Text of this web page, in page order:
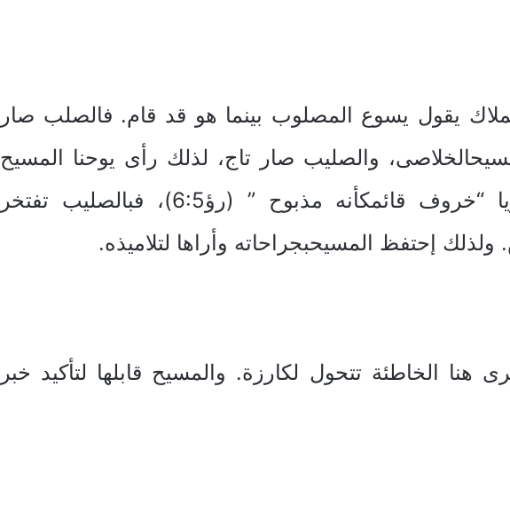
يقول يسوع المصلوب بينما هو قد قام. فالصلب صار
والصليب صار تاج، لذلك رأى يوحنا المسيح
في سفر الرؤيا “خروف قائمكأنه مذبوح ” (رؤ6:5)، فبالصليب تفتخر
إحتفظ المسيحبجراحاته وأراها لتلاميذه.
هنا الخاطئة تتحول لكارزة. والمسيح قابلها لتأكيد خبر